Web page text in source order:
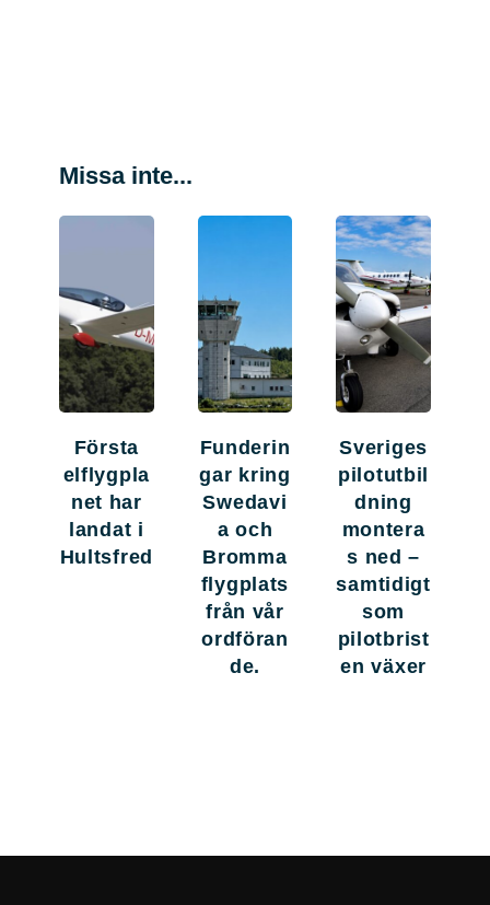
Missa inte...
Första
elflygpla
net har
landat i
Hultsfred
Funderin
gar kring
Swedavi
a och
Bromma
flygplats
från vår
ordföran
de.
Sveriges
pilotutbil
dning
montera
s ned –
samtidigt
som
pilotbrist
en växer